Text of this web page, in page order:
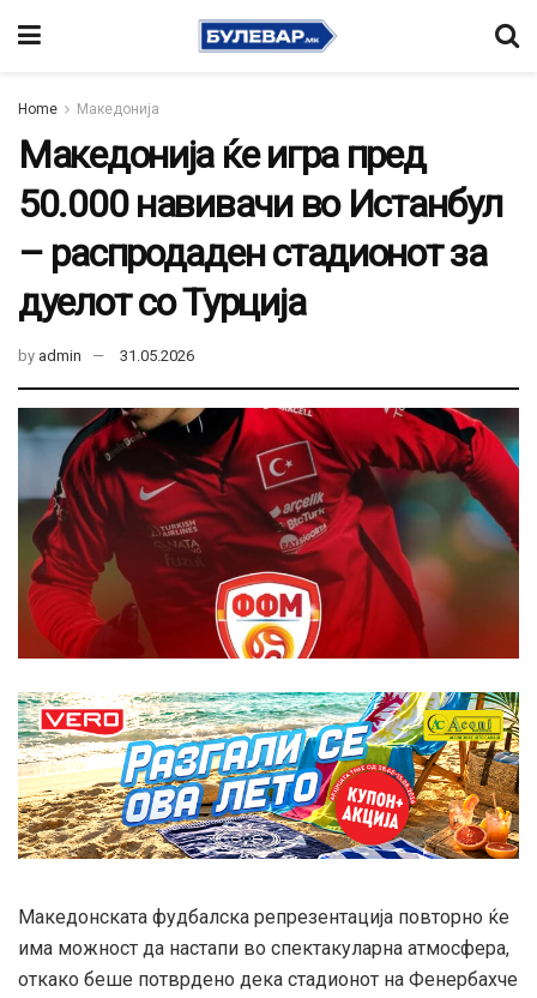
Home Македонија
Македонија ќе игра пред
50.000 навивачи во Истанбул
– распродаден стадионот за
дуелот со Турција
by admin 31.05.2026
Македонската фудбалска репрезентација повторно ќе
има можност да настапи во спектакуларна атмосфера,
откако беше потврдено дека стадионот на Фенербахче